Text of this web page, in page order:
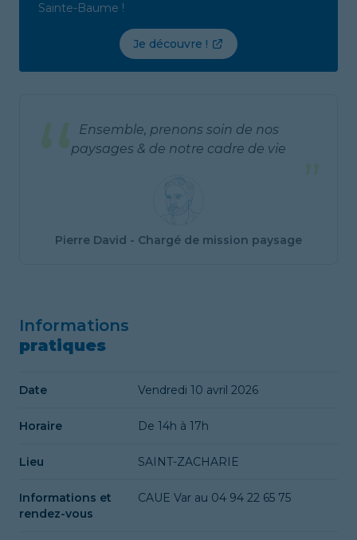
Sainte-Baume !
Je découvre !
“ Ensemble, prenons soin de nos
paysages & de notre cadre de vie
Pierre David - Chargé de mission paysage
Informations
pratiques
Date Vendredi 10 avril 2026
Horaire De 14h à 17h
Lieu SAINT-ZACHARIE
Informations et
rendez-vous
CAUE Var au 04 94 22 65 75